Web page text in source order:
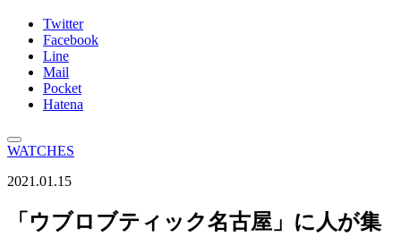
Twitter
Facebook
Line
Mail
Pocket
Hatena
WATCHES
2021.01.15
「ウブロブティック名古屋」に人が集